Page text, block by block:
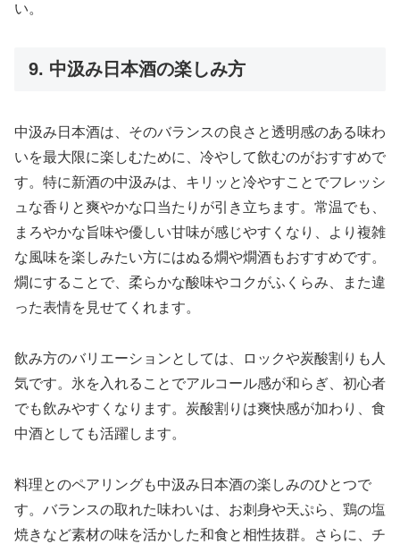
い。
9. 中汲み日本酒の楽しみ方
中汲み日本酒は、そのバランスの良さと透明感のある味わ
いを最大限に楽しむために、冷やして飲むのがおすすめで
す。特に新酒の中汲みは、キリッと冷やすことでフレッシ
ュな香りと爽やかな口当たりが引き立ちます。常温でも、
まろやかな旨味や優しい甘味が感じやすくなり、より複雑
な風味を楽しみたい方にはぬる燗や燗酒もおすすめです。
燗にすることで、柔らかな酸味やコクがふくらみ、また違
った表情を見せてくれます。
飲み方のバリエーションとしては、ロックや炭酸割りも人
気です。氷を入れることでアルコール感が和らぎ、初心者
でも飲みやすくなります。炭酸割りは爽快感が加わり、食
中酒としても活躍します。
料理とのペアリングも中汲み日本酒の楽しみのひとつで
す。バランスの取れた味わいは、お刺身や天ぷら、鶏の塩
焼きなど素材の味を活かした和食と相性抜群。さらに、チ